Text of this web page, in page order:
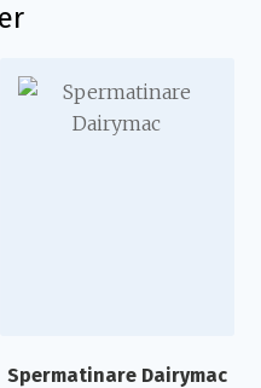
Spermatinare Dairymac